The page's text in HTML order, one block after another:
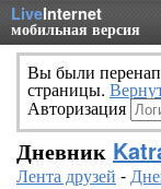
LiveInternet
мобильная версия
Вы были
страницы.
Авторизация
Дневник
Лента друзей -